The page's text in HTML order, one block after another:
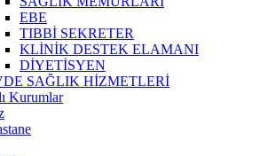
EBE
TIBBİ SEKRETER
KLİNİK DESTEK ELAMANI
DİYETİSYEN
SAĞLIK HİZMETLERİ
Kurumlar